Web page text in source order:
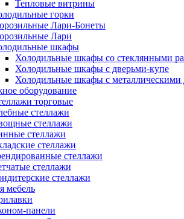
Тепловые витрины
горки
Лари-Бонеты
Лари
шкафы
Холодильные шкафы со стеклянными
Холодильные шкафы с дверьми-купе
Холодильные шкафы с металлическими
оборудование
торговые
стеллажи
стеллажи
стеллажи
стеллажи
стеллажи
стеллажи
стеллажи
мебель
панели